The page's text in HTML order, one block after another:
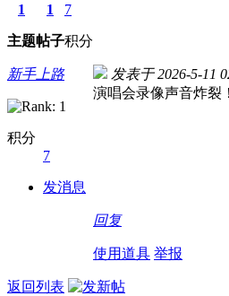
1
主题
1
帖子
7
积分
新手上路
积分
7
发消息
发表于 2026-5-11
演唱会录像声音炸裂
回复
使用道具 举报
返回列表